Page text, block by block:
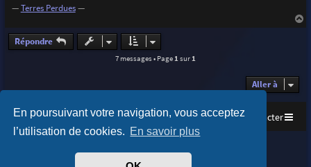
En poursuivant votre navigation, vous acceptez
l’utilisation de cookies. En savoir plus
—Terres Perdues—
a
Répondre
7 messages • Page1sur1
Aller à
Accueil Index du forum Nous contacter
Développé par
® Forum Software © phpBB Limited